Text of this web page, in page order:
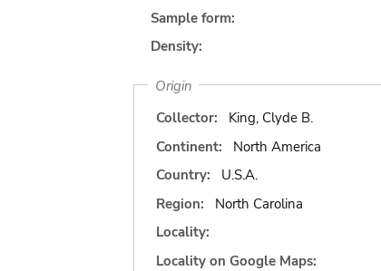
Sample form:
Density:
Origin
Collector:
King, Clyde B.
Continent:
North America
Country:
U.S.A.
Region:
North Carolina
Locality:
Locality on Google Maps: